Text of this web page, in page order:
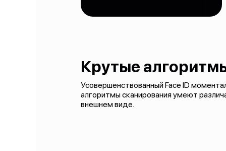
Крутые
Усовершенствованный Face ID
алгоритмы сканирования умеют
внешнем виде.